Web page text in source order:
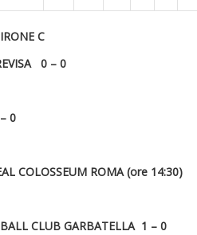
C
0 – 0
0
COLOSSEUM ROMA (ore 14:30)
CLUB GARBATELLA 1 – 0